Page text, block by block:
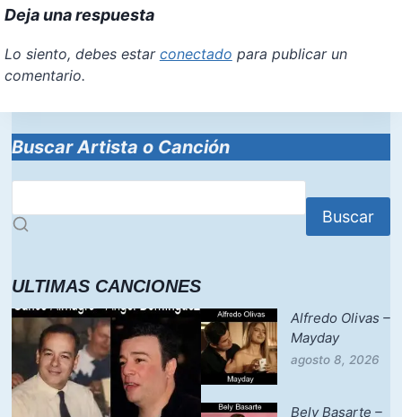
Deja una respuesta
Lo siento, debes estar conectado para publicar un
comentario.
Buscar Artista o Canción
Buscar
ULTIMAS CANCIONES
Alfredo Olivas –
Mayday
agosto 8, 2026
Bely Basarte –